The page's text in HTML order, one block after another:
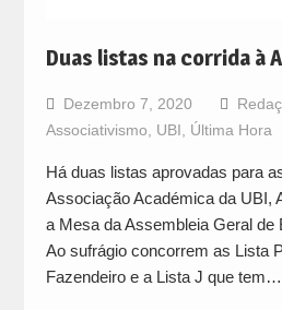
Duas listas na corrida à
Dezembro 7, 2020
Associativismo, UBI, Última Hora
Há duas listas aprovadas para
Associação Académica da UBI,
a Mesa da Assembleia Geral de
Ao sufrágio concorrem as Lista
Fazendeiro e a Lista J que tem…